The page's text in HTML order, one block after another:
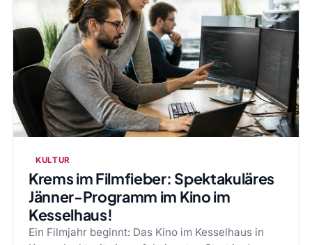
KULTUR
Krems im Filmfieber: Spektakuläres
Jänner-Programm im Kino im
Kesselhaus!
Ein Filmjahr beginnt: Das Kino im Kesselhaus in